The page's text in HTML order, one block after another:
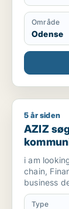
Område
Odense
AZIZ
5 år siden
AZIZ
i am
chain,
business
Type